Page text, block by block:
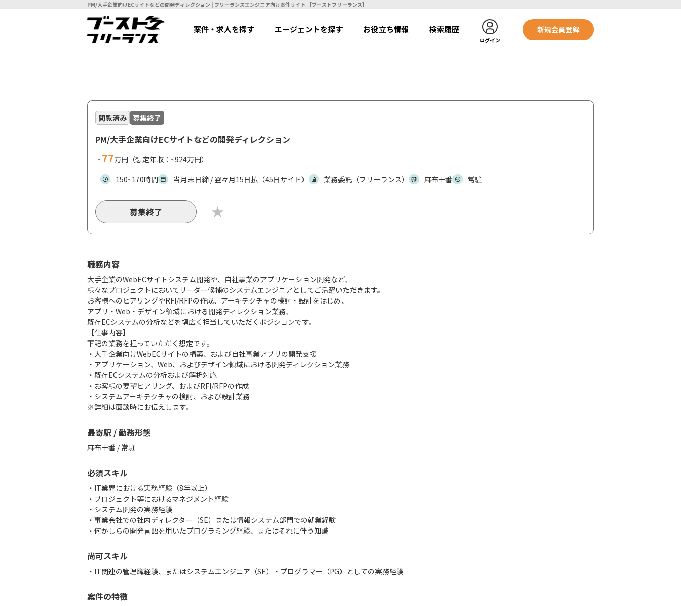
PM/大手企業向けECサイトなどの開発ディレクション | フリーランスエンジニア向け案件サイト 【ブーストフリーランス】
案件・求人を探す エージェントを探す お役立ち情報 検索履歴
ログイン
新規会員登録
閲覧済み 募集終了
PM/大手企業向けECサイトなどの開発ディレクション
~77万円（想定年収：~924万円）
150~170時間
当月末日締 / 翌々月15日払（45日サイト） 業務委託（フリーランス） 麻布十番 常駐
募集終了
職務内容
大手企業のWebECサイトシステム開発や、自社事業のアプリケーション開発など、
様々なプロジェクトにおいてリーダー候補のシステムエンジニアとしてご活躍いただきます。
お客様へのヒアリングやRFI/RFPの作成、アーキテクチャの検討・設計をはじめ、
アプリ・Web・デザイン領域における開発ディレクション業務、
既存ECシステムの分析などを幅広く担当していただくポジションです。
【仕事内容】
下記の業務を担っていただく想定です。
・大手企業向けWebECサイトの構築、および自社事業アプリの開発支援
・アプリケーション、Web、およびデザイン領域における開発ディレクション業務
・既存ECシステムの分析および解析対応
・お客様の要望ヒアリング、およびRFI/RFPの作成
・システムアーキテクチャの検討、および設計業務
※詳細は面談時にお伝えします。
最寄駅 / 勤務形態
麻布十番 / 常駐
必須スキル
・IT業界における実務経験（8年以上）
・プロジェクト等におけるマネジメント経験
・システム開発の実務経験
・事業会社での社内ディレクター（SE）または情報システム部門での就業経験
・何かしらの開発言語を用いたプログラミング経験、またはそれに伴う知識
尚可スキル
・IT関連の管理職経験、またはシステムエンジニア（SE）・プログラマー（PG）としての実務経験
案件の特徴